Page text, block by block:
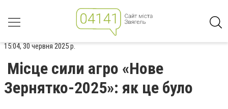
15:04, 30 червня 2025 р.
Місце сили агро «Нове
Зернятко-2025»: як це було